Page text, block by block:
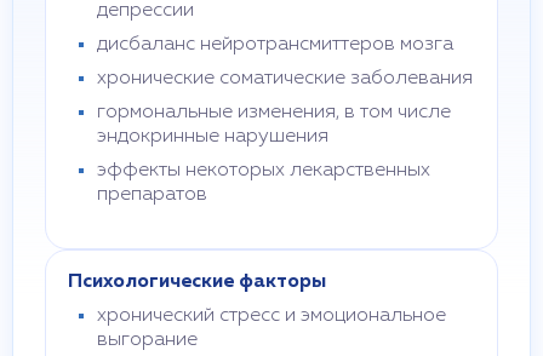
депрессии
дисбаланс нейротрансмиттеров мозга
хронические соматические заболевания
гормональные изменения, в том числе
эндокринные нарушения
эффекты некоторых лекарственных
препаратов
Психологические факторы
хронический стресс и эмоциональное
выгорание